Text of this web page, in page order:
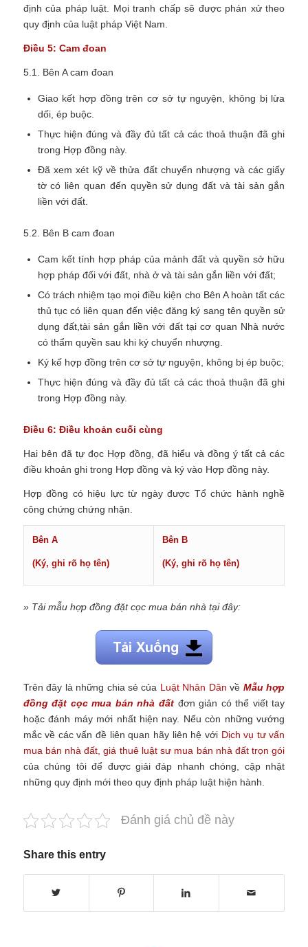
định của pháp luật. Mọi tranh chấp sẽ được phán xử theo
quy định của luật pháp Việt Nam.
Điều 5: Cam đoan
5.1. Bên A cam đoan
Giao kết hợp đồng trên cơ sở tự nguyện, không bị lừa
dối, ép buộc.
Thực hiện đúng và đầy đủ tất cả các thoả thuận đã ghi
trong Hợp đồng này.
Đã xem xét kỹ về thửa đất chuyển nhượng và các giấy
tờ có liên quan đến quyền sử dụng đất và tài sản gắn
liền với đất.
5.2. Bên B cam đoan
Cam kết tính hợp pháp của mảnh đất và quyền sở hữu
hợp pháp đối với đất, nhà ở và tài sản gắn liền với đất;
Có trách nhiệm tạo mọi điều kiện cho Bên A hoàn tất các
thủ tục có liên quan đến việc đăng ký sang tên quyền sử
dụng đất,tài sản gắn liền với đất tại cơ quan Nhà nước
có thẩm quyền sau khi ký chuyển nhượng.
Ký kế hợp đồng trên cơ sở tự nguyện, không bị ép buộc;
Thực hiện đúng và đầy đủ tất cả các thoả thuận đã ghi
trong Hợp đồng này.
Điều 6: Điều khoản cuối cùng
Hai bên đã tự đọc Hợp đồng, đã hiểu và đồng ý tất cả các
điều khoản ghi trong Hợp đồng và ký vào Hợp đồng này.
Hợp đồng có hiệu lực từ ngày được Tổ chức hành nghề
công chứng chứng nhận.
Bên A
(Ký, ghi rõ họ tên)
Bên B
(Ký, ghi rõ họ tên)
» Tải mẫu hợp đồng đặt cọc mua bán nhà tại đây:
Trên đây là những chia sẻ của Luật Nhân Dân về Mẫu hợp
đồng đặt cọc mua bán nhà đất đơn giản có thể viết tay
hoặc đánh máy mới nhất hiện nay.
Nếu còn những vướng
mắc về các vấn đề liên quan hãy liên hệ với Dịch vụ tư vấn
mua bán nhà đất, giá thuê luật sư mua bán nhà đất trọn gói
của chúng tôi để được giải đáp nhanh chóng, cập nhật
những quy định mới theo quy định pháp luật hiện hành.
Đánh giá chủ đề này
Share this entry